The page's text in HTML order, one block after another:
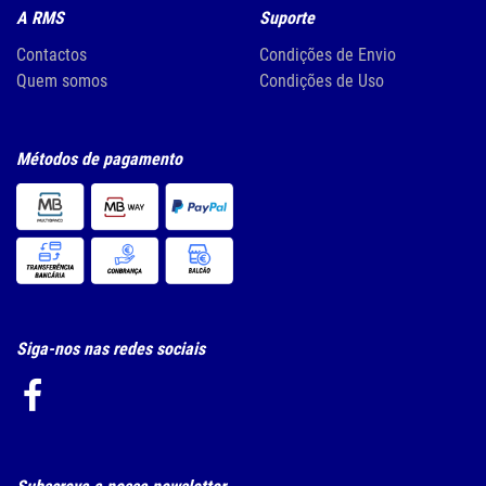
A RMS
Contactos
Quem somos
Suporte
Condições de Envio
Condições de Uso
Métodos de pagamento
Siga-nos nas redes sociais